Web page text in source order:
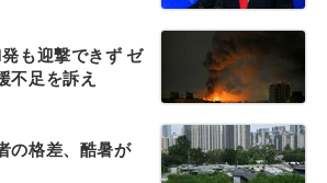
も迎撃できず ゼ
不足を訴え
の格差、酷暑が